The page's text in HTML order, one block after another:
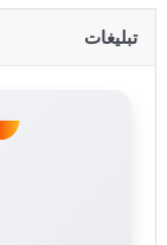
تبلیغات